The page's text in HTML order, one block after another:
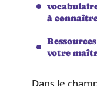
à
votre